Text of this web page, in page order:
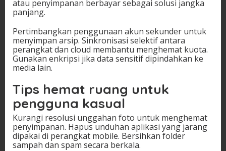
atau penyimpanan berbayar sebagai solusi jangka
panjang.
Pertimbangkan penggunaan akun sekunder untuk
menyimpan arsip. Sinkronisasi selektif antara
perangkat dan cloud membantu menghemat kuota.
Gunakan enkripsi jika data sensitif dipindahkan ke
media lain.
Tips hemat ruang untuk
pengguna kasual
Kurangi resolusi unggahan foto untuk menghemat
penyimpanan. Hapus unduhan aplikasi yang jarang
dipakai di perangkat mobile. Bersihkan folder
sampah dan spam secara berkala.